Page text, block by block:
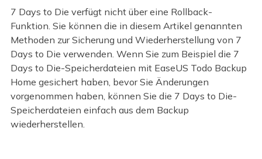
7 Days to Die verfügt nicht über eine Rollback-
Funktion. Sie können die in diesem Artikel genannten
Methoden zur Sicherung und Wiederherstellung von 7
Days to Die verwenden. Wenn Sie zum Beispiel die 7
Days to Die-Speicherdateien mit EaseUS Todo Backup
Home gesichert haben, bevor Sie Änderungen
vorgenommen haben, können Sie die 7 Days to Die-
Speicherdateien einfach aus dem Backup
wiederherstellen.